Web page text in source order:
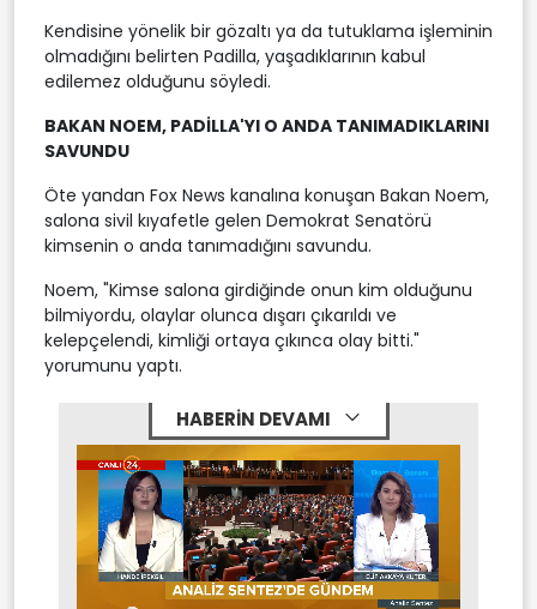
Kendisine yönelik bir gözaltı ya da tutuklama işleminin
olmadığını belirten Padilla, yaşadıklarının kabul
edilemez olduğunu söyledi.
BAKAN NOEM, PADİLLA'YI O ANDA TANIMADIKLARINI
SAVUNDU
Öte yandan Fox News kanalına konuşan Bakan Noem,
salona sivil kıyafetle gelen Demokrat Senatörü
kimsenin o anda tanımadığını savundu.
Noem, "Kimse salona girdiğinde onun kim olduğunu
bilmiyordu, olaylar olunca dışarı çıkarıldı ve
kelepçelendi, kimliği ortaya çıkınca olay bitti."
yorumunu yaptı.
HABERİN DEVAMI